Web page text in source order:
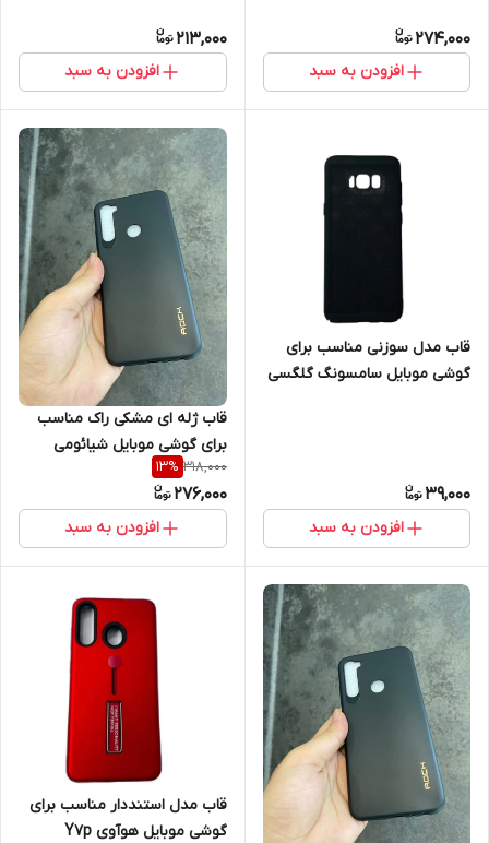
274,000
افزودن به سبد
213,000
افزودن به سبد
قاب مدل سوزنی مناسب برای
گوشی موبایل سامسونگ گلگسی
39,000
افزودن به سبد
قاب ژله ای مشکی راک مناسب
برای گوشی موبایل شیائومی
Note 8T
318,000
13%
276,000
افزودن به سبد
قاب مدل استنددار مناسب برای
گوشی موبایل هوآوی Y7p